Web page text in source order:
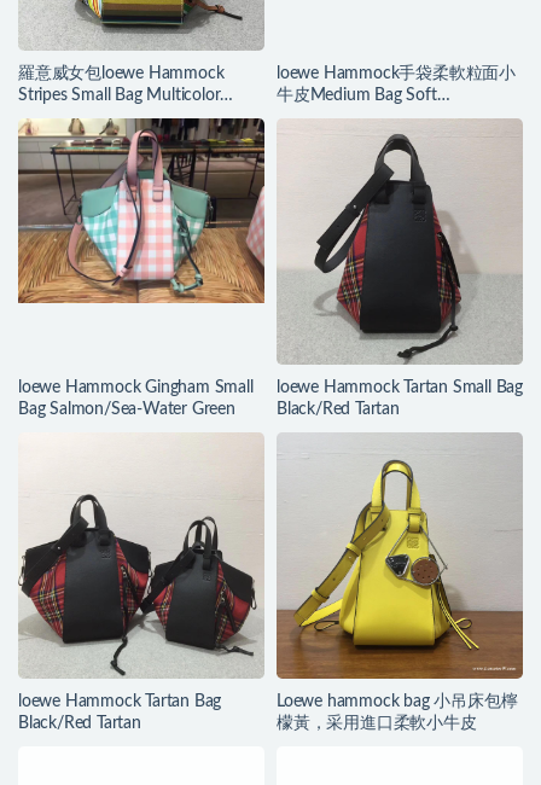
羅意威女包loewe Hammock
Stripes Small Bag Multicolor
canvas/classic calf
loewe Hammock手袋柔軟粒面小
牛皮Medium Bag Soft
White/Amber
loewe Hammock Gingham Small
Bag Salmon/Sea-Water Green
loewe Hammock Tartan Small Bag
Black/Red Tartan
loewe Hammock Tartan Bag
Black/Red Tartan
Loewe hammock bag 小吊床包檸
檬黃，采用進口柔軟小牛皮